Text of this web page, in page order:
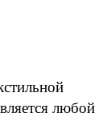
любой